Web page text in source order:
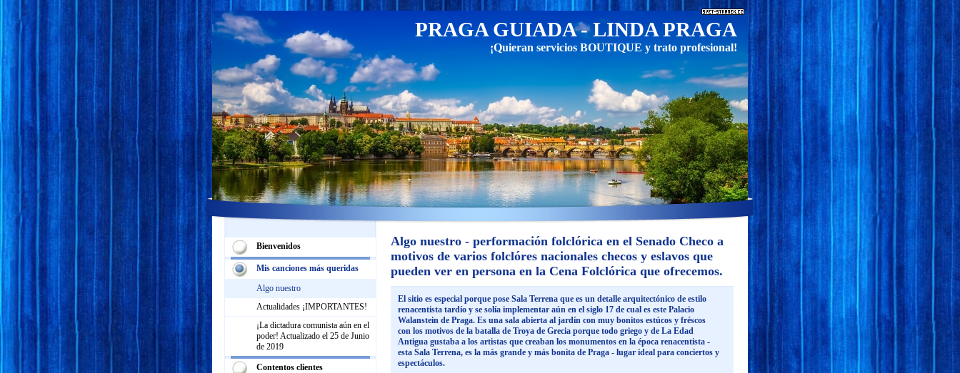
PRAGA GUIADA - LINDA PRAGA
¡Quieran servicios BOUTIQUE y trato profesional!
Algo nuestro - performación folclórica en el Senado Checo a
motivos de varios folclóres nacionales checos y eslavos que
pueden ver en persona en la Cena Folclórica que ofrecemos.
El sitio es especial porque pose Sala Terrena que es un detalle arquitectónico de estilo
renacentista tardío y se solía implementar aún en el siglo 17 de cual es este Palacio
Walanstein de Praga. Es una sala abierta al jardín con muy bonitos estúcos y fréscos
con los motivos de la batalla de Troya de Grecia porque todo griego y de La Edad
Antigua gustaba a los artistas que creaban los monumentos en la época renacentista -
esta Sala Terrena, es la más grande y más bonita de Praga - lugar ideal para conciertos y
espectáculos.
Bienvenidos
Mis canciones más queridas
Algo nuestro
Actualidades ¡IMPORTANTES!
¡La dictadura comunista aún en el
poder! Actualizado el 25 de Junio
de 2019
Contentos clientes